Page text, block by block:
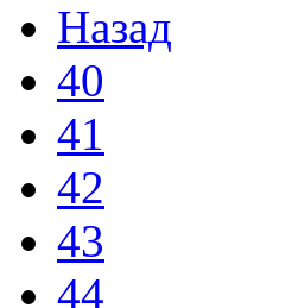
Назад
40
41
42
43
44